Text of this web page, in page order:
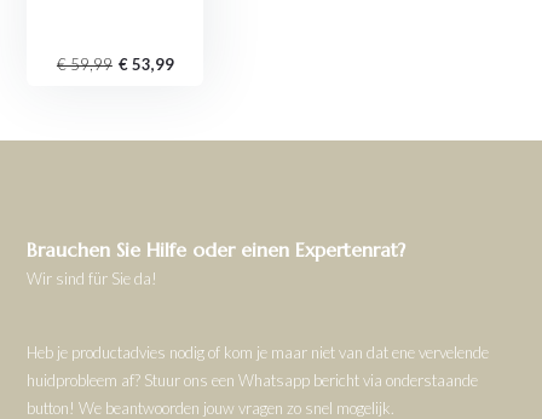
€ 59,99 € 53,99
Brauchen Sie Hilfe oder einen Expertenrat?
Wir sind für Sie da!
Heb je productadvies nodig of kom je maar niet van dat ene vervelende
huidprobleem af? Stuur ons een Whatsapp bericht via onderstaande
button! We beantwoorden jouw vragen zo snel mogelijk.